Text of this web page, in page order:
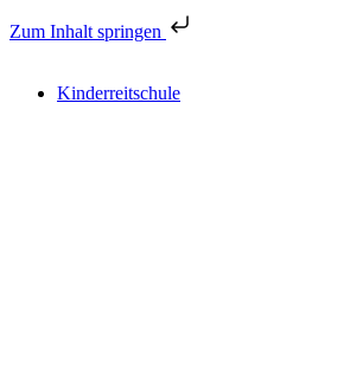
Zum Inhalt springen
Kinderreitschule